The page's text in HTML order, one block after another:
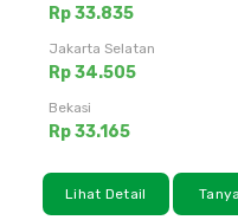
Rp 33.835
Jakarta Selatan
Rp 34.505
Bekasi
Rp 33.165
Lihat Detail